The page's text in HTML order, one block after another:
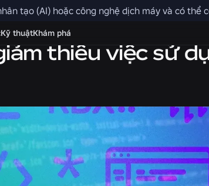
tạo (AI) hoặc công nghệ dịch máy và có thể
Kỹ thuậtKhám phá
thiểu việc sử